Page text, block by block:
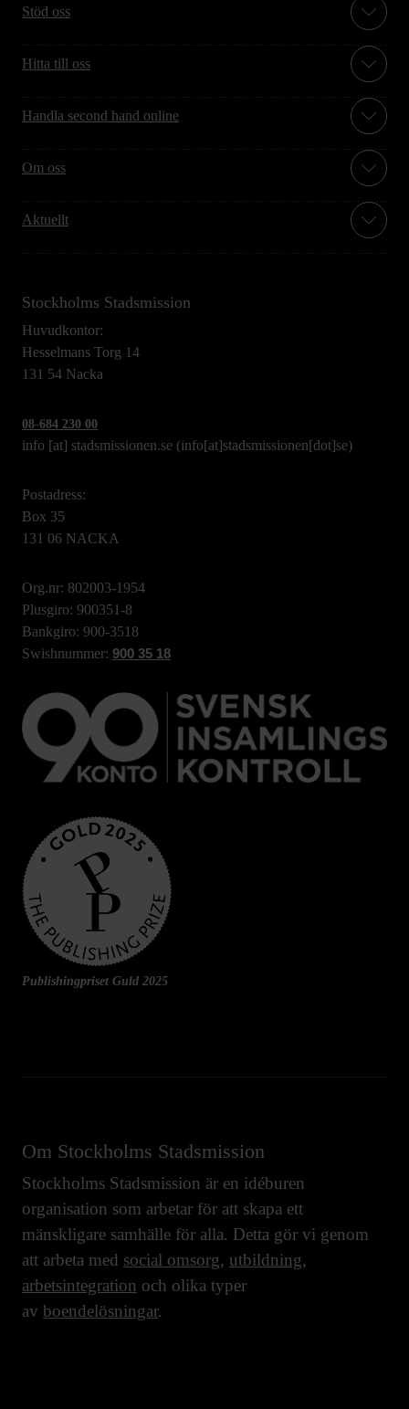
Stöd oss
Hitta till oss
Handla second hand online
Om oss
Aktuellt
Stockholms Stadsmission
Huvudkontor:
Hesselmans Torg 14
131 54 Nacka
08-684 230 00
info [at] stadsmissionen.se (info[at]stadsmissionen[dot]se)
Postadress:
Box 35
131 06 NACKA
Org.nr: 802003-1954
Plusgiro: 900351-8
Bankgiro: 900-3518
Swishnummer: 900 35 18
Publishingpriset Guld 2025
Om Stockholms Stadsmission
Stockholms Stadsmission är en idéburen
organisation som arbetar för att skapa ett
mänskligare samhälle för alla. Detta gör vi genom
att arbeta med social omsorg, utbildning,
arbetsintegration och olika typer
av boendelösningar.